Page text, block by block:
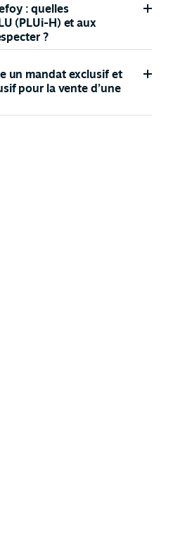
: quelles
(PLUi-H) et aux
?
un mandat exclusif et
pour la vente d’une